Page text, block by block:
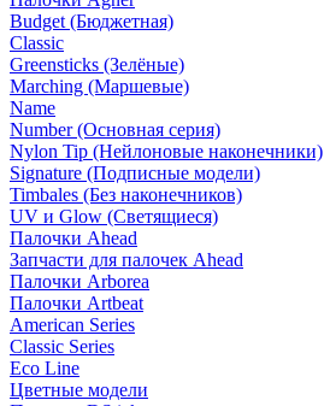
Budget (Бюджетная)
Classic
Greensticks (Зелёные)
Marching (Маршевые)
Name
Number (Основная серия)
Nylon Tip (Нейлоновые наконечники)
Signature (Подписные модели)
Timbales (Без наконечников)
UV и Glow (Светящиеся)
Палочки Ahead
Запчасти для палочек Ahead
Палочки Arborea
Палочки Artbeat
American Series
Classic Series
Eco Line
Цветные модели